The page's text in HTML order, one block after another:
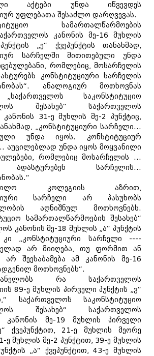
აქტები უნდა იწვევდეს
უფლებათა შესაძლო დარღვევას.
სამართალწარმოების
კანონის მე-16 მუხლის
„ე“ ქვეპუნქტის თანახმად,
სარჩელში მითითებული უნდა
რომლებიც, მოსარჩელის
კონსტიტუციური სარჩელის
ანალოგიურ მოთხოვნას
საკონსტიტუციო
შესახებ“ საქართველოს
31-ე მუხლის მე-2 პუნქტიც,
„კონსტიტუციური სარჩელი...
უნდა იყოს. კონსტიტუციურ
აუცილებლად უნდა იყოს მოყვანილი
რომლებიც მოსარჩელის ...
სარჩელის...
კოლეგიის აზრით,
სარჩელი არ პასუხობს
აღნიშნულ მოთხოვნებს.
სამართალწარმოების შესახებ“
კანონის მე-18 მუხლის „ა“ პუნქტის
კი „კონსტიტუციური სარჩელი ----
არ მიიღება, თუ ფორმით ან
არ შეესაბამება ამ კანონის მე-16
მოთხოვნებს“.
რა საქართველოს
89-ე მუხლის პირველი პუნქტის „ვ“
საქართველოს საკონსტიტუციო
შესახებ“ საქართველოს
კანონის მე-19 მუხლის პირველი
ქვეპუნქტით, 21-ე მუხლის მეორე
ე მუხლის მე-2 პუნქტით, 39-ე მუხლის
„ა“ ქვეპუნქტით, 43-ე მუხლის